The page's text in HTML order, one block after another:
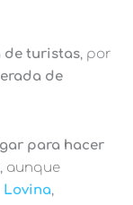
de turistas, por
de
para hacer
aunque
Lovina,